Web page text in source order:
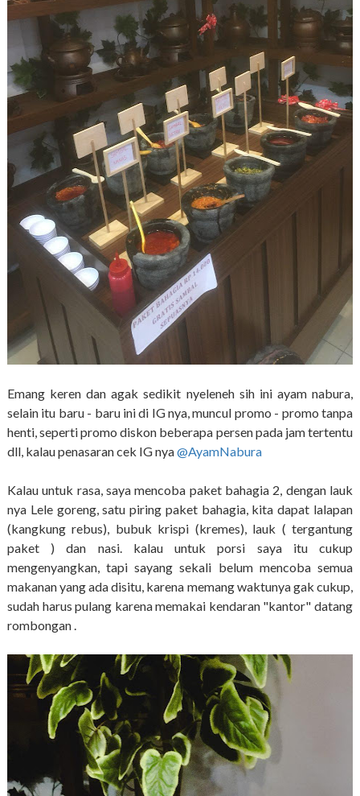
Emang keren dan agak sedikit nyeleneh sih ini ayam nabura,
selain itu baru - baru ini di IG nya, muncul promo - promo tanpa
henti, seperti promo diskon beberapa persen pada jam tertentu
dll, kalau penasaran cek IG nya@AyamNabura
Kalau untuk rasa, saya mencoba paket bahagia 2, dengan lauk
nya Lele goreng, satu piring paket bahagia, kita dapat lalapan
(kangkung rebus), bubuk krispi (kremes), lauk ( tergantung
paket ) dan nasi. kalau untuk porsi saya itu cukup
mengenyangkan, tapi sayang sekali belum mencoba semua
makanan yang ada disitu, karena memang waktunya gak cukup,
sudah harus pulang karena memakai kendaran "kantor" datang
rombongan .